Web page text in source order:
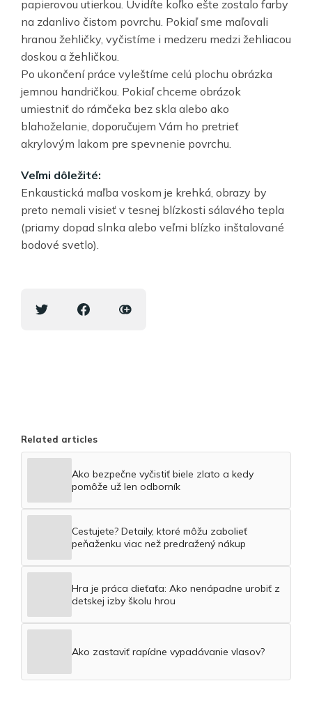
papierovou utierkou. Uvidíte koľko ešte zostalo farby
na zdanlivo čistom povrchu. Pokiaľ sme maľovali
hranou žehličky, vyčistíme i medzeru medzi žehliacou
doskou a žehličkou.
Po ukončení práce vyleštíme celú plochu obrázka
jemnou handričkou. Pokiaľ chceme obrázok
umiestniť do rámčeka bez skla alebo ako
blahoželanie, doporučujem Vám ho pretrieť
akrylovým lakom pre spevnenie povrchu.
Veľmi dôležité:
Enkaustická maľba voskom je krehká, obrazy by
preto nemali visieť v tesnej blízkosti sálavého tepla
(priamy dopad slnka alebo veľmi blízko inštalované
bodové svetlo).
Related articles
Ako bezpečne vyčistiť biele zlato a kedy
pomôže už len odborník
Cestujete? Detaily, ktoré môžu zabolieť
peňaženku viac než predražený nákup
Hra je práca dieťaťa: Ako nenápadne urobiť z
detskej izby školu hrou
Ako zastaviť rapídne vypadávanie vlasov?